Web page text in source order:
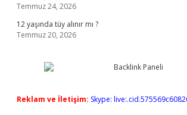
Temmuz 24, 2026
12 yaşında tüy alınır mı ?
Temmuz 20, 2026
Reklam ve İletişim: Skype: